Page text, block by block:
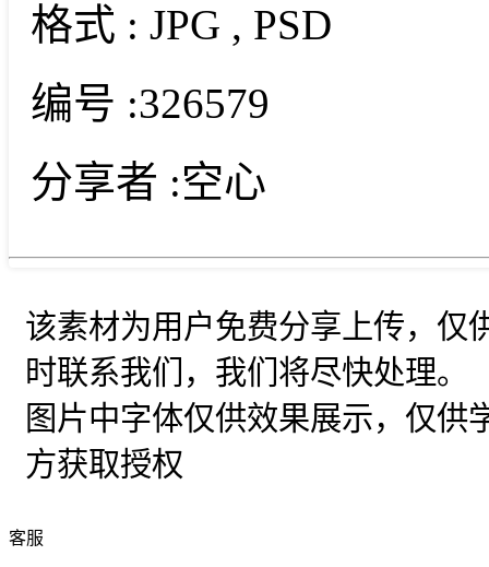
格式 : JPG , PSD
编号 :326579
分享者 :空心
该素材为用户免费分享上传，仅
时联系我们，我们将尽快处理。
图片中字体仅供效果展示，仅供
方获取授权
客服